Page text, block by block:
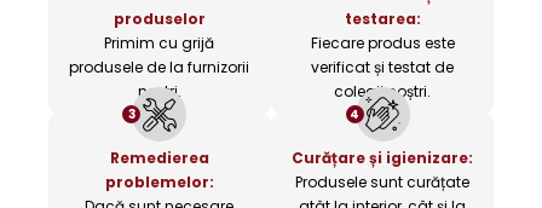
produselor
Primim cu grijă
produsele de la furnizorii
noștri.
testarea:
Fiecare produs este
verificat și testat de
colegii noștri.
3
Remedierea
problemelor:
4
Curățare și igienizare:
Produsele sunt curățate